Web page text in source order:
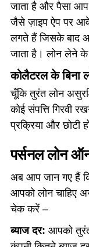
जाता है और पैसा आप
जैसे ज़ाइप ऐप पर
लगते हैं जिसके बाद
जाता है। लोन लेने
कोलैटरल के बिना
चूँकि तुरंत लोन
कोई संपत्ति गिरवी
प्रक्रिया और छोटी
पर्सनल लोन
अब आप जान गए हैं
आपको लोन चाहिए
चेक करें –
ब्याज दर: आपको